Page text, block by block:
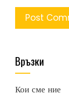
Връзки
Кои сме ние